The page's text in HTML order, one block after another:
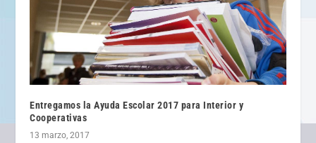
Entregamos la Ayuda Escolar 2017 para Interior y
Cooperativas
13 marzo, 2017